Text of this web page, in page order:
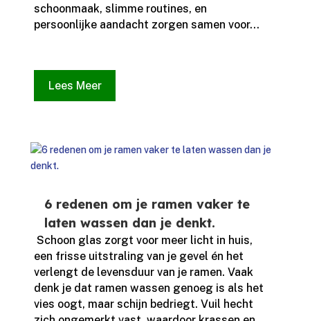
schoonmaak, slimme routines, en
persoonlijke aandacht zorgen samen voor...
Lees Meer
6 redenen om je ramen vaker te
laten wassen dan je denkt.
​ Schoon glas zorgt voor meer licht in huis,
een frisse uitstraling van je gevel én het
verlengt de levensduur van je ramen.​ Vaak
denk je dat ramen wassen genoeg is als het
vies oogt, maar schijn bedriegt.​ Vuil hecht